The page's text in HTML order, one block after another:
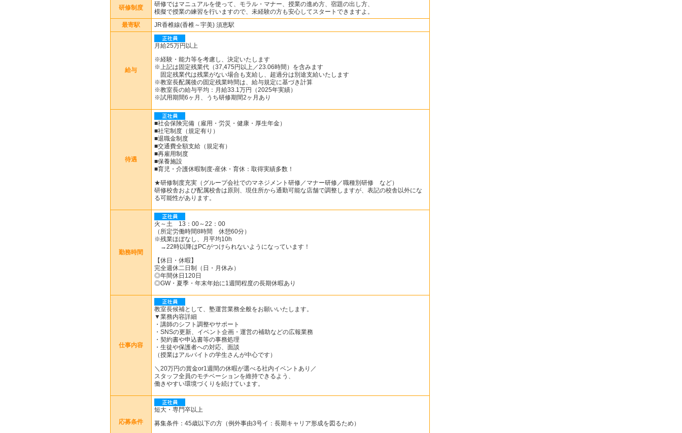
研修制度
研修ではマニュアルを使って、モラル・マナー、授業の進め方、宿題の出し方、
模擬で授業の練習を行いますので、未経験の方も安心してスタートできますよ。
最寄駅 JR香椎線(香椎～宇美) 須恵駅
給与
月給25万円以上
※経験・能力等を考慮し、決定いたします
※上記は固定残業代（37,475円以上／23.06時間）を含みます
固定残業代は残業がない場合も支給し、超過分は別途支給いたします
※教室長配属後の固定残業時間は、給与規定に基づき計算
※教室長の給与平均：月給33.1万円（2025年実績）
※試用期間6ヶ月、うち研修期間2ヶ月あり
待遇
■社会保険完備（雇用・労災・健康・厚生年金）
■社宅制度（規定有り）
■退職金制度
■交通費全額支給（規定有）
■再雇用制度
■保養施設
■育児・介護休暇制度-産休・育休：取得実績多数！
★研修制度充実（グループ会社でのマネジメント研修／マナー研修／職種別研修 など）
研修校舎および配属校舎は原則、現住所から通勤可能な店舗で調整しますが、表記の校舎以外にな
る可能性があります。
勤務時間
火～土 13：00～22：00
（所定労働時間8時間 休憩60分）
※残業ほぼなし、月平均10h
→22時以降はPCがつけられないようになっています！
【休日・休暇】
完全週休二日制（日・月休み）
◎年間休日120日
◎GW・夏季・年末年始に1週間程度の長期休暇あり
仕事内容
教室長候補として、塾運営業務全般をお願いいたします。
▼業務内容詳細
・講師のシフト調整やサポート
・SNSの更新、イベント企画・運営の補助などの広報業務
・契約書や申込書等の事務処理
・生徒や保護者への対応、面談
（授業はアルバイトの学生さんが中心です）
＼20万円の賞金or1週間の休暇が選べる社内イベントあり／
スタッフ全員のモチベーションを維持できるよう、
働きやすい環境づくりを続けています。
応募条件
短大・専門卒以上
募集条件：45歳以下の方（例外事由3号イ：長期キャリア形成を図るため）